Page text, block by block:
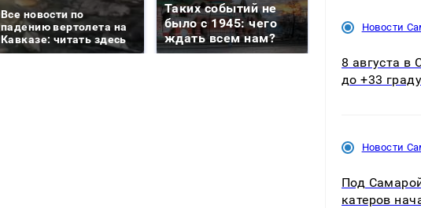
Все новости по
падению вертолета на
Кавказе: читать здесь
Таких событий не
было с 1945: чего
ждать всем нам?
ажиотаж из-за
Новости
8 августа в
до +33
Новости
Под
катеров